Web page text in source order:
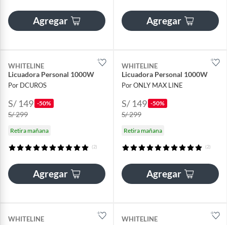
Agregar Agregar
WHITELINE
Licuadora Personal 1000W
Por DCUROS
S/ 149 -50%
S/ 299
Retira mañana
(2)
Agregar
WHITELINE
Licuadora Personal 1000W
Por ONLY MAX LINE
S/ 149 -50%
S/ 299
Retira mañana
(2)
Agregar
WHITELINE WHITELINE